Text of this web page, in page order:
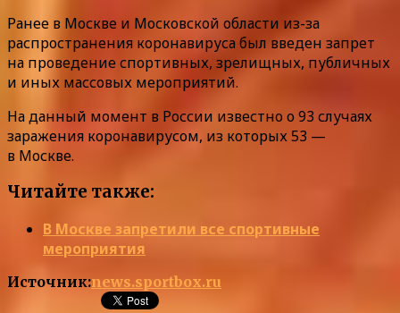
Ранее в Москве и Московской области из-за
распространения коронавируса был введен запрет
на проведение спортивных, зрелищных, публичных
и иных массовых мероприятий.
На данный момент в России известно о 93 случаях
заражения коронавирусом, из которых 53 —
в Москве.
Читайте также:
В Москве запретили все спортивные
мероприятия
Источник:news.sportbox.ru